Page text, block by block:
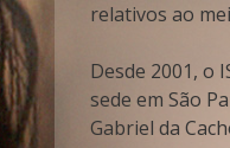
relativos ao
Desde 2001, o
sede em São
Gabriel da